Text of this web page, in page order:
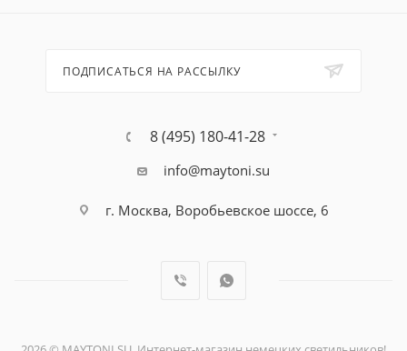
ПОДПИСАТЬСЯ НА РАССЫЛКУ
8 (495) 180-41-28
info@maytoni.su
г. Москва, Воробьевское шоссе, 6